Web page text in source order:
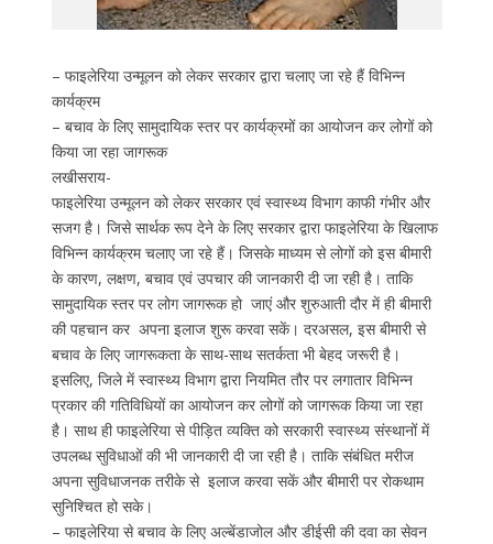
– फाइलेरिया उन्मूलन को लेकर सरकार द्वारा चलाए जा रहे हैं विभिन्न
कार्यक्रम
– बचाव के लिए सामुदायिक स्तर पर कार्यक्रमों का आयोजन कर लोगों को
किया जा रहा जागरूक
लखीसराय-
फाइलेरिया उन्मूलन को लेकर सरकार एवं स्वास्थ्य विभाग काफी गंभीर और
सजग है। जिसे सार्थक रूप देने के लिए सरकार द्वारा फाइलेरिया के खिलाफ
विभिन्न कार्यक्रम चलाए जा रहे हैं। जिसके माध्यम से लोगों को इस बीमारी
के कारण, लक्षण, बचाव एवं उपचार की जानकारी दी जा रही है। ताकि
सामुदायिक स्तर पर लोग जागरूक हो जाएं और शुरुआती दौर में ही बीमारी
की पहचान कर अपना इलाज शुरू करवा सकें। दरअसल, इस बीमारी से
बचाव के लिए जागरूकता के साथ-साथ सतर्कता भी बेहद जरूरी है।
इसलिए, जिले में स्वास्थ्य विभाग द्वारा नियमित तौर पर लगातार विभिन्न
प्रकार की गतिविधियों का आयोजन कर लोगों को जागरूक किया जा रहा
है। साथ ही फाइलेरिया से पीड़ित व्यक्ति को सरकारी स्वास्थ्य संस्थानों में
उपलब्ध सुविधाओं की भी जानकारी दी जा रही है। ताकि संबंधित मरीज
अपना सुविधाजनक तरीके से इलाज करवा सकें और बीमारी पर रोकथाम
सुनिश्चित हो सके।
– फाइलेरिया से बचाव के लिए अल्बेंडाजोल और डीईसी की दवा का सेवन